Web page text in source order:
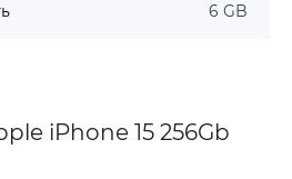
6 GB
iPhone 15 256Gb